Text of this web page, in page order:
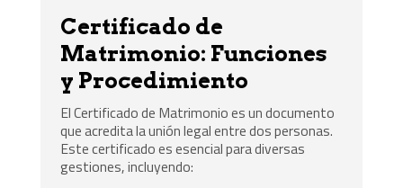
Certificado de
Matrimonio: Funciones
y Procedimiento
El Certificado de Matrimonio es un documento
que acredita la unión legal entre dos personas.
Este certificado es esencial para diversas
gestiones, incluyendo: